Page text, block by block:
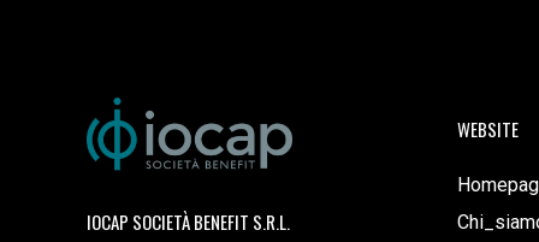
IOCAP SOCIETÀ BENEFIT S.R.L.
WEBSITE